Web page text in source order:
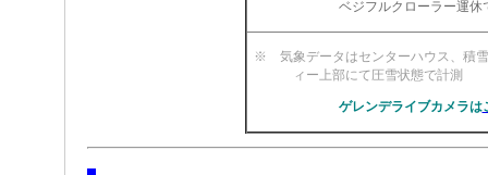
ベジフルクローラー運休
※ 気象データはセンターハウス、積
ィー上部にて圧雪状
ゲレンデライブカメラは